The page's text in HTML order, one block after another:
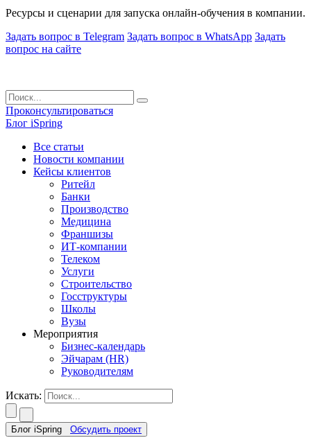
Ресурсы и сценарии для запуска онлайн-обучения в компании.
Задать вопрос в Telegram Задать вопрос в WhatsApp Задать
вопрос на сайте
Проконсультироваться
Блог iSpring
Все статьи
Новости компании
Кейсы клиентов
Ритейл
Банки
Производство
Медицина
Франшизы
ИТ-компании
Телеком
Услуги
Строительство
Госструктуры
Школы
Вузы
Мероприятия
Бизнес-календарь
Эйчарам (HR)
Руководителям
Искать:
Блог iSpring Обсудить проект